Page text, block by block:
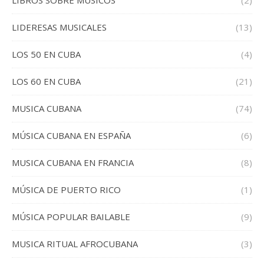
LIDERESAS MUSICALES (13)
LOS 50 EN CUBA (4)
LOS 60 EN CUBA (21)
MUSICA CUBANA (74)
MÚSICA CUBANA EN ESPAÑA (6)
MUSICA CUBANA EN FRANCIA (8)
MÚSICA DE PUERTO RICO (1)
MÚSICA POPULAR BAILABLE (9)
MUSICA RITUAL AFROCUBANA (3)